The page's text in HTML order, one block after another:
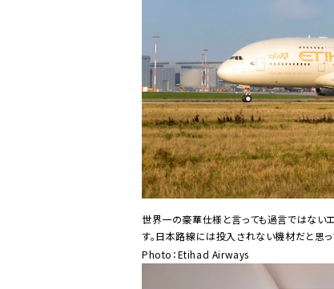
世界一の豪華仕様と言っても過言ではない
す。日本路線には投入されない機材だと思
Photo：Etihad Airways